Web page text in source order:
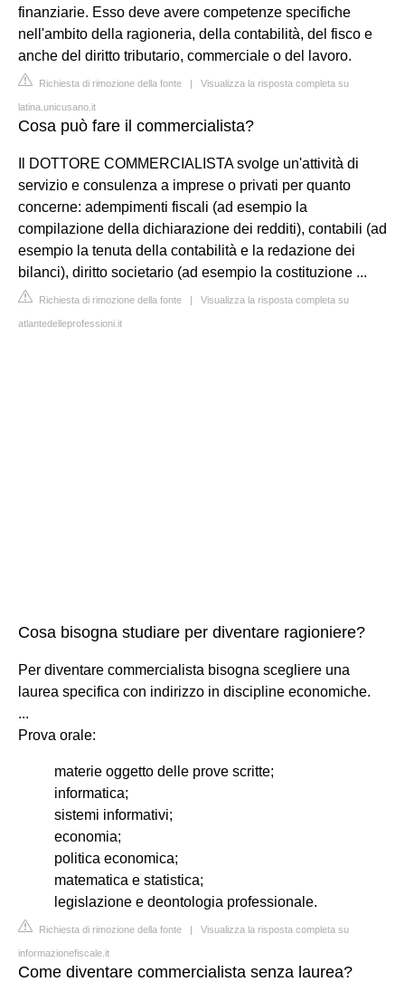
finanziarie. Esso deve avere competenze specifiche
nell'ambito della ragioneria, della contabilità, del fisco e
anche del diritto tributario, commerciale o del lavoro.
Richiesta di rimozione della fonte | Visualizza la risposta completa su
latina.unicusano.it
Cosa può fare il commercialista?
Il DOTTORE COMMERCIALISTA svolge un'attività di
servizio e consulenza a imprese o privati per quanto
concerne: adempimenti fiscali (ad esempio la
compilazione della dichiarazione dei redditi), contabili (ad
esempio la tenuta della contabilità e la redazione dei
bilanci), diritto societario (ad esempio la costituzione ...
Richiesta di rimozione della fonte | Visualizza la risposta completa su
atlantedelleprofessioni.it
Cosa bisogna studiare per diventare ragioniere?
Per diventare commercialista bisogna scegliere una
laurea specifica con indirizzo in discipline economiche.
...
Prova orale:
materie oggetto delle prove scritte;
informatica;
sistemi informativi;
economia;
politica economica;
matematica e statistica;
legislazione e deontologia professionale.
Richiesta di rimozione della fonte | Visualizza la risposta completa su
informazionefiscale.it
Come diventare commercialista senza laurea?